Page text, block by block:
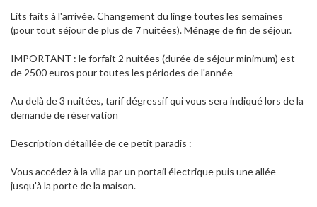
Lits faits à l'arrivée. Changement du linge toutes les semaines
(pour tout séjour de plus de 7 nuitées). Ménage de fin de séjour.
IMPORTANT : le forfait 2 nuitées (durée de séjour minimum) est
de 2500 euros pour toutes les périodes de l'année
Au delà de 3 nuitées, tarif dégressif qui vous sera indiqué lors de la
demande de réservation
Description détaillée de ce petit paradis :
Vous accédez à la villa par un portail électrique puis une allée
jusqu'à la porte de la maison.